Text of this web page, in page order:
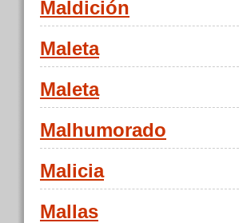
Maldición
Maleta
Maleta
Malhumorado
Malicia
Mallas